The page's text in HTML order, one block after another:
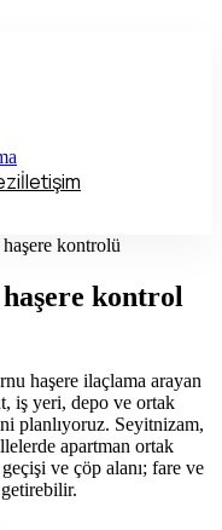
İletişim
Bilgi Merkezi
kontrolü
kontrol
haşere ilaçlama arayan
iş yeri, depo ve ortak
planlıyoruz. Seyitnizam,
apartman ortak
ve çöp alanı; fare ve